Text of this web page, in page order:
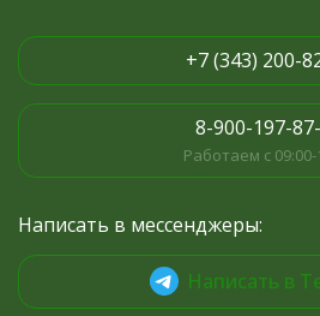
+7 (343) 200-
8-900-197-
Работаем с 09:00-
Написать в мессенджеры:
Написать в